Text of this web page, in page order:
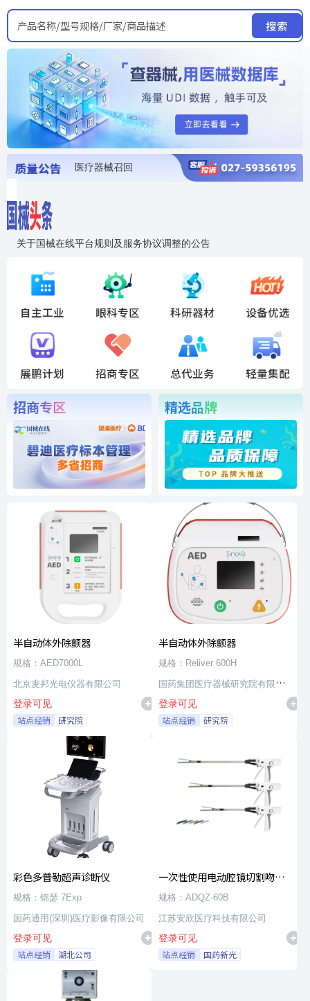
产品名称/型号规格/厂家/商品描述 搜索
医疗器械召回
关于国械在线平台规则及服务协议调整的公告
国药创研AED开启全国招商
自主工业 眼科专区 科研器材 设备优选
展鹏计划 招商专区 总代业务 轻量集配
招商专区 精选品牌
半自动体外除颤器
规格：AED7000L
北京麦邦光电仪器有限公司
登录可见
站点经销 研究院
半自动体外除颤器
规格：Reliver 600H
国药集团医疗器械研究院有限公
司
登录可见
站点经销 研究院
彩色多普勒超声诊断仪
规格：锦瑟 7Exp
国药通用(深圳)医疗影像有限公司
登录可见
站点经销 湖北公司
一次性使用电动腔镜切割吻合
器及组件
规格：ADQZ-60B
江苏安欣医疗科技有限公司
登录可见
站点经销 国药新光